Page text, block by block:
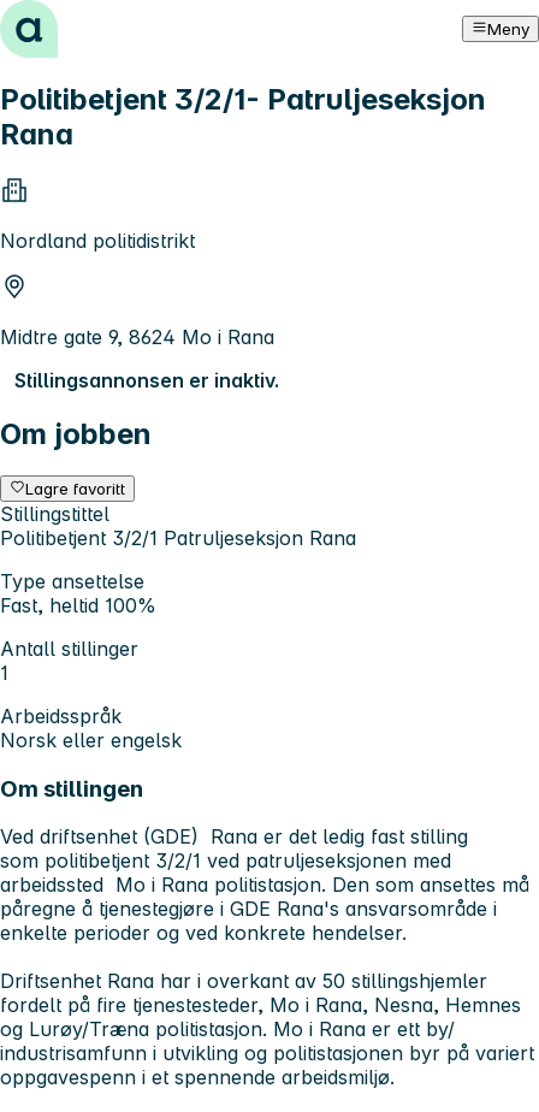
Hopp til innhold Meny
Politibetjent 3/2/1- Patruljeseksjon
Rana
Nordland politidistrikt
Midtre gate 9, 8624 Mo i Rana
Stillingsannonsen er inaktiv.
Om jobben
Lagre favoritt
Stillingstittel
Politibetjent 3/2/1 Patruljeseksjon Rana
Type ansettelse
Fast, heltid 100%
Antall stillinger
1
Arbeidsspråk
Norsk eller engelsk
Om stillingen
Ved driftsenhet (GDE) Rana er det ledig fast stilling
som politibetjent 3/2/1 ved patruljeseksjonen med
arbeidssted Mo i Rana politistasjon. Den som ansettes må
påregne å tjenestegjøre i GDE Rana's ansvarsområde i
enkelte perioder og ved konkrete hendelser.
Driftsenhet Rana har i overkant av 50 stillingshjemler
fordelt på fire tjenestesteder, Mo i Rana, Nesna, Hemnes
og Lurøy/Træna politistasjon. Mo i Rana er ett by/
industrisamfunn i utvikling og politistasjonen byr på variert
oppgavespenn i et spennende arbeidsmiljø.